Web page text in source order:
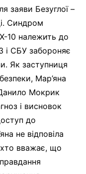
заяви Безуглої –
Синдром
10 належить до
і СБУ забороняє
Як заступниця
Мар’яна
Мокрик
і висновок
до
не відповіла
вважає, що